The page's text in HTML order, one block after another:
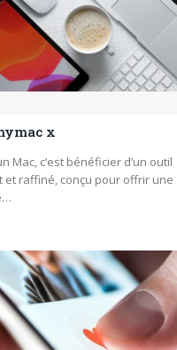
x
Mac, c’est bénéficier d’un outil
et raffiné, conçu pour offrir une